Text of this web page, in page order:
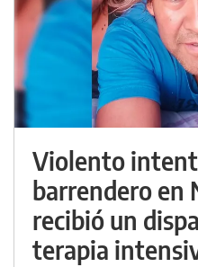
Violento
barrendero en
recibió un
terapia